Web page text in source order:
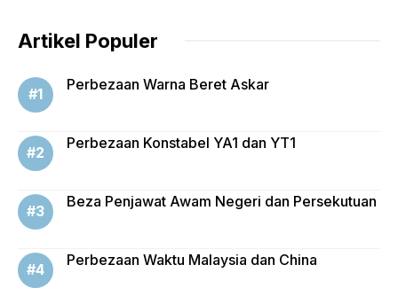
Artikel Populer
Perbezaan Warna Beret Askar
Perbezaan Konstabel YA1 dan YT1
Beza Penjawat Awam Negeri dan Persekutuan
Perbezaan Waktu Malaysia dan China